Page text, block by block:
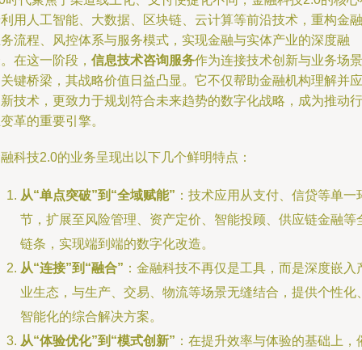
用人工智能、大数据、区块链、云计算等前沿技术，重构金融
流程、风控体系与服务模式，实现金融与实体产业的深度融
在这一阶段， 信息技术咨询服务作为连接技术创新与业务场景
键桥梁，其战略价值日益凸显。它不仅帮助金融机构理解并应
技术，更致力于规划符合未来趋势的数字化战略，成为推动行
革的重要引擎。
科技2.0的业务呈现出以下几个鲜明特点：
从“单点突破”到“全域赋能” ：技术应用从支付、信贷等单一
节，扩展至风险管理、资产定价、智能投顾、供应链金融等
链条，实现端到端的数字化改造。
从“连接”到“融合” ：金融科技不再仅是工具，而是深度嵌入
业生态，与生产、交易、物流等场景无缝结合，提供个性化
智能化的综合解决方案。
从“体验优化”到“模式创新” ：在提升效率与体验的基础上，